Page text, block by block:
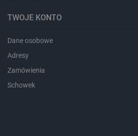
TWOJE KONTO
Dane osobowe
Adresy
Zamówienia
Schowek